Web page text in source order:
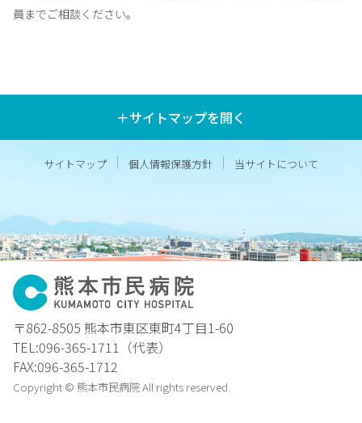
員までご相談ください。
＋サイトマップを開く
サイトマップ 個人情報保護方針 当サイトについて
〒862-8505 熊本市東区東町4丁目1-60
TEL:096-365-1711（代表）
FAX:096-365-1712
Copyright © 熊本市民病院 All rights reserved.